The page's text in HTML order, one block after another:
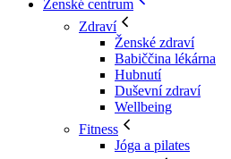
Ženské centrum
Zdraví
Ženské zdraví
Babiččina lékárna
Hubnutí
Duševní zdraví
Wellbeing
Fitness
Jóga a pilates